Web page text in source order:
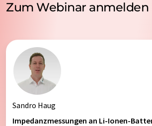
Zum Webinar anmelden
Sandro Haug
Impedanzmessungen an Li-Ionen-